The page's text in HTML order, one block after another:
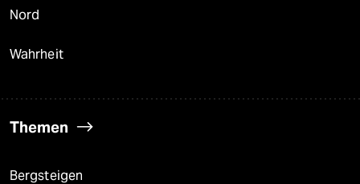
Nord
Wahrheit
Themen
Bergsteigen